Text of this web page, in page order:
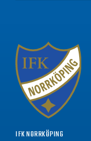
IFK NORRKÖPING